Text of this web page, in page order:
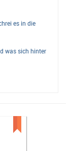
es in die
was sich hinter